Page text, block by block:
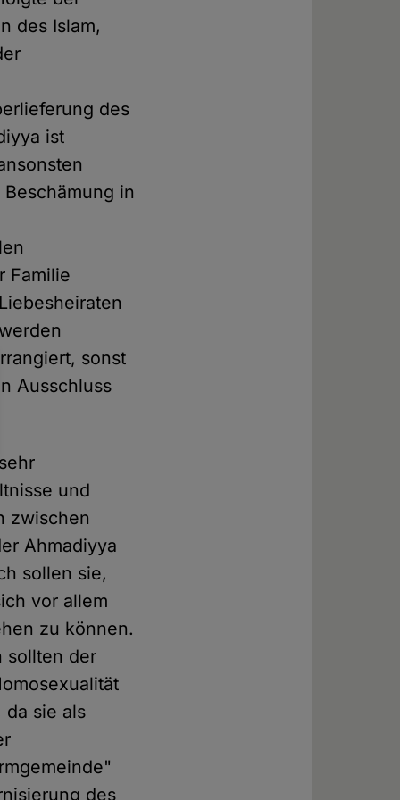
des Islam,
des
ist
in
Familie
sonst
Ausschluss
und
zwischen
Ahmadiyya
sollen sie,
vor allem
zu können.
sollten der
sie als
des